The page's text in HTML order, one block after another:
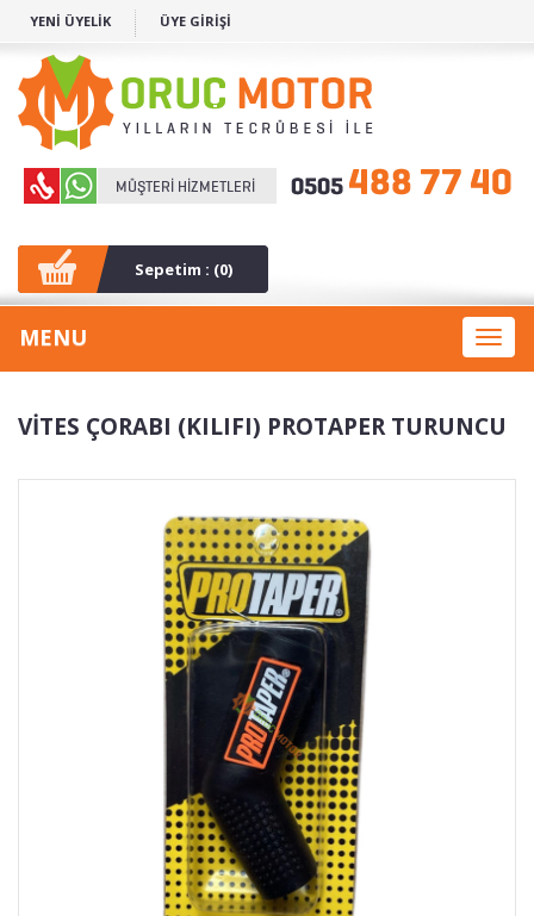
YENİ ÜYELİK ÜYE GİRİŞİ
Sepetim : (0)
Toggle
MENU
VİTES ÇORABI (KILIFI) PROTAPER TURUNCU